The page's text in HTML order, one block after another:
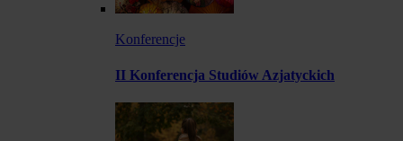
Konferencje
II Konferencja Studiów Azjatyckich